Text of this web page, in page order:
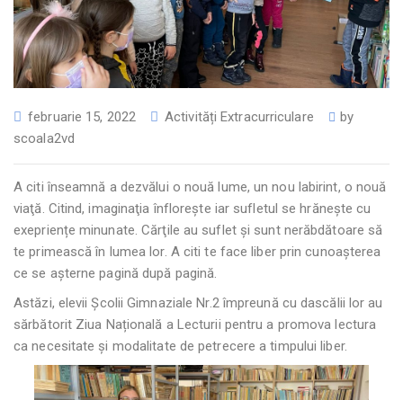
februarie 15, 2022 Activități Extracurriculare
by
scoala2vd
A citi înseamnă a dezvălui o nouă lume, un nou labirint, o nouă
viaţă. Citind, imaginaţia înfloreşte iar sufletul se hrăneşte cu
exepriențe minunate. Cărţile au suflet şi sunt nerăbdătoare să
te primească în lumea lor. A citi te face liber prin cunoașterea
ce se așterne pagină după pagină.
Astăzi, elevii Școlii Gimnaziale Nr.2 împreună cu dascălii lor au
sărbătorit Ziua Națională a Lecturii pentru a promova lectura
ca necesitate și modalitate de petrecere a timpului liber.